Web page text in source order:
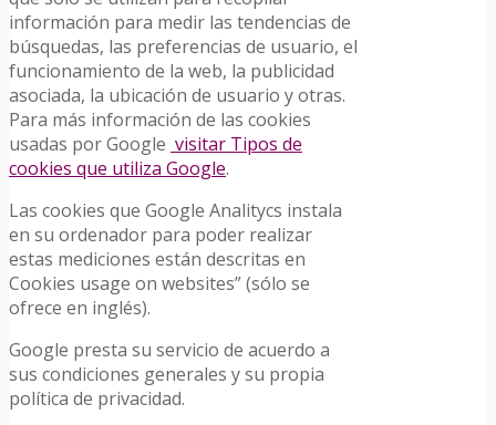
información para medir las tendencias de
búsquedas, las preferencias de usuario, el
funcionamiento de la web, la publicidad
asociada, la ubicación de usuario y otras.
Para más información de las cookies
usadas por Google visitar Tipos de
cookies que utiliza Google.
Las cookies que Google Analitycs instala
en su ordenador para poder realizar
estas mediciones están descritas en
Cookies usage on websites” (sólo se
ofrece en inglés).
Google presta su servicio de acuerdo a
sus condiciones generales y su propia
política de privacidad.